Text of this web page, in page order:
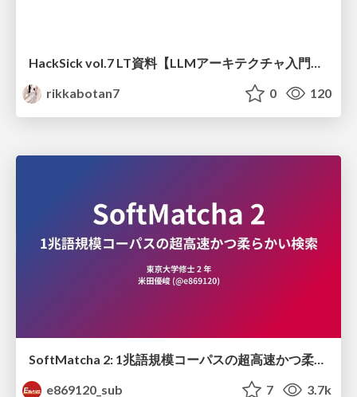
rikkabotan7
0 120
SoftMatcha 2: 1兆語規模コーパスの超高速かつ柔らかい検索
e869120_sub
7 3.7k